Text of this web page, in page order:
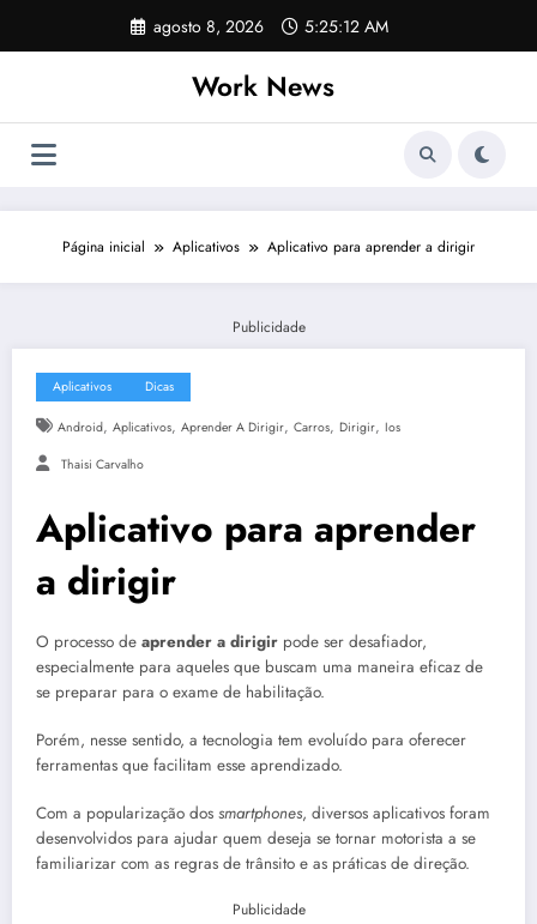
o
agosto 8, 2026 5:25:13 AM
Work News
Página inicial Aplicativos Aplicativo para aprender a dirigir
Publicidade
Aplicativos Dicas
Android, Aplicativos, Aprender A Dirigir, Carros, Dirigir, Ios
Thaisi Carvalho
Aplicativo para aprender
a dirigir
O processo de aprender a dirigir pode ser desafiador,
especialmente para aqueles que buscam uma maneira eficaz de
se preparar para o exame de habilitação.
Porém, nesse sentido, a tecnologia tem evoluído para oferecer
ferramentas que facilitam esse aprendizado.
Com a popularização dos smartphones, diversos aplicativos foram
desenvolvidos para ajudar quem deseja se tornar motorista a se
familiarizar com as regras de trânsito e as práticas de direção.
Publicidade